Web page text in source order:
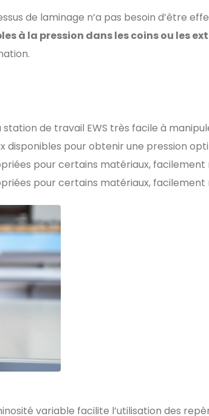
de laminage n’a pas besoin d’être
à la pression dans les coins ou les
de travail EWS très facile à
disponibles pour obtenir une pression
pour certains matériaux,
pour certains matériaux,
variable facilite l’utilisation des